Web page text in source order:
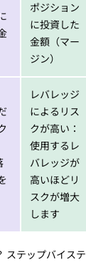
ポジション
に投資した
金額（マー
ジン）
レバレッジ
によるリス
クが高い：
使用するレ
バレッジが
高いほどリ
スクが増大
します
ステップバイステ